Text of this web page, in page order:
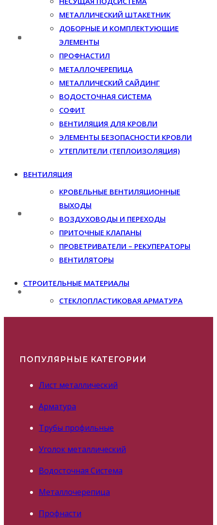
МЕТАЛЛИЧЕСКИЙ ШТАКЕТНИК
ДОБОРНЫЕ И КОМПЛЕКТУЮЩИЕ
ЭЛЕМЕНТЫ
ПРОФНАСТИЛ
МЕТАЛЛОЧЕРЕПИЦА
МЕТАЛЛИЧЕСКИЙ САЙДИНГ
ВОДОСТОЧНАЯ СИСТЕМА
СОФИТ
ВЕНТИЛЯЦИЯ ДЛЯ КРОВЛИ
ЭЛЕМЕНТЫ БЕЗОПАСНОСТИ КРОВЛИ
УТЕПЛИТЕЛИ (ТЕПЛОИЗОЛЯЦИЯ)
ВЕНТИЛЯЦИЯ
КРОВЕЛЬНЫЕ ВЕНТИЛЯЦИОННЫЕ
ВЫХОДЫ
ВОЗДУХОВОДЫ И ПЕРЕХОДЫ
ПРИТОЧНЫЕ КЛАПАНЫ
ПРОВЕТРИВАТЕЛИ – РЕКУПЕРАТОРЫ
ВЕНТИЛЯТОРЫ
СТРОИТЕЛЬНЫЕ МАТЕРИАЛЫ
СТЕКЛОПЛАСТИКОВАЯ АРМАТУРА
ПОПУЛЯРНЫЕ КАТЕГОРИИ
Лист металлический
Арматура
Трубы профильные
Уголок металлический
Водосточная Система
Металлочерепица
Профнасти